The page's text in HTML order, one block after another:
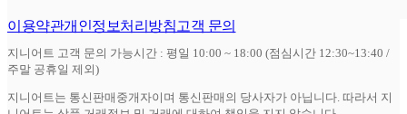
이용약관개인정보처리방침고객 문의
지니어트 고객 문의 가능시간 : 평일 10:00 ~ 18:00 (점심시간 12:30~13:40 /
주말 공휴일 제외)
지니어트는 통신판매중개자이며 통신판매의 당사자가 아닙니다. 따라서 지